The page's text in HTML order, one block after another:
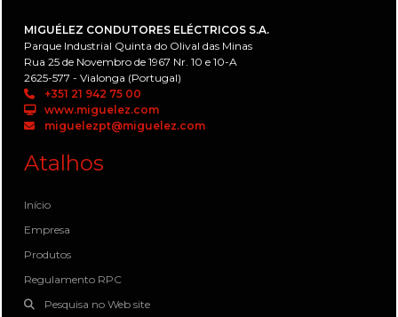
MIGUÉLEZ CONDUTORES ELÉCTRICOS S.A.
Parque Industrial Quinta do Olival das Minas
Rua 25 de Novembro de 1967 Nr. 10 e 10-A
2625-577 - Vialonga (Portugal)
+351 21 942 75 00
www.miguelez.com
miguelezpt@miguelez.com
Atalhos
Início
Empresa
Produtos
Regulamento RPC
Pesquisa no Web site